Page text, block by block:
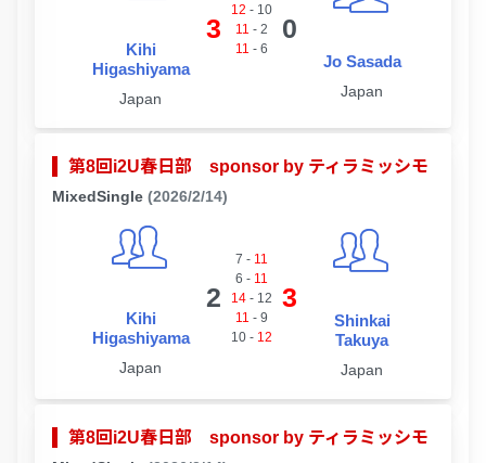
Kihi
Higashiyama
Japan
3
12 - 10
11 - 2
11 - 6
0
Jo Sasada
Japan
第8回i2U春日部 sponsor by ティラミッシモ
MixedSingle (2026/2/14)
Kihi
Higashiyama
Japan
2
7 - 11
6 - 11
14- 12
11 - 9
10- 12
3
Shinkai
Takuya
Japan
第8回i2U春日部 sponsor by ティラミッシモ